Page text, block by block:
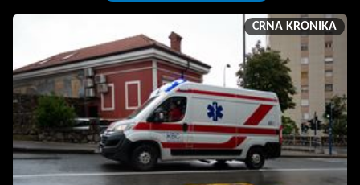
CRNA KRONIKA